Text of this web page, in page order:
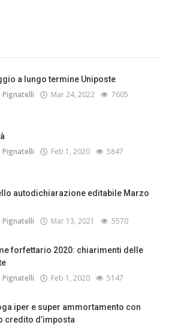
a lungo termine Uniposte
Pignatelli Mar 24, 2022 7605
Pignatelli Feb 1, 2020 5847
autodichiarazione editabile Marzo
Pignatelli Mar 13, 2021 5570
forfettario 2020: chiarimenti delle
Pignatelli Feb 1, 2020 5147
iper e super ammortamento con
credito d’imposta